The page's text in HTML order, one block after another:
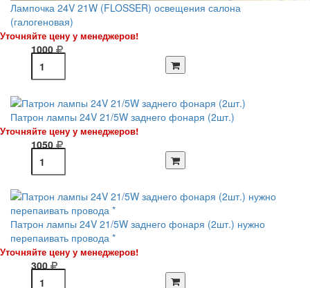
Лампочка 24V 21W (FLOSSER) освещения салона
(галогеновая)
Уточняйте цену у менеджеров!
1000
Патрон лампы 24V 21/5W заднего фонаря (2шт.)
Уточняйте цену у менеджеров!
1050
Патрон лампы 24V 21/5W заднего фонаря (2шт.) нужно
перепаивать провода *
Уточняйте цену у менеджеров!
300